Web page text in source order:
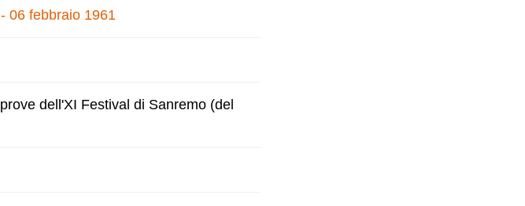
06 febbraio 1961
dell'XI Festival di Sanremo (del